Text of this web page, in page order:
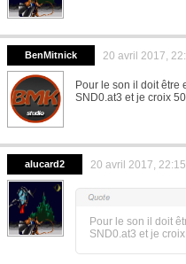
BenMitnick 20 avril 2017,
Pour le son il doit être
SND0.at3 et je croix
alucard2 20 avril 2017, 22:15
Pour le son il doit
SND0.at3 et je